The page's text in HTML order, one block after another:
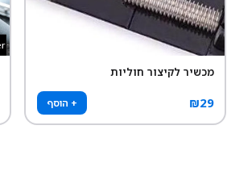
מכשיר לקיצור חוליות
₪29 + הוסף